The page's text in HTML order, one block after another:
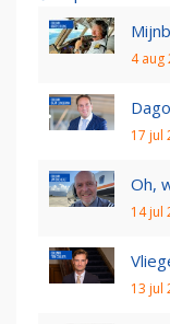
4 aug
17 jul
Oh,
14 jul
13 jul